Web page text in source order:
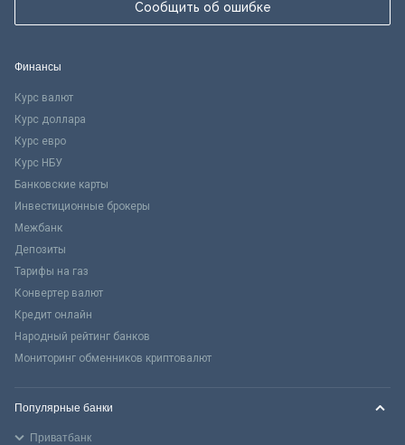
Сообщить об ошибке
Финансы
Курс валют
Курс доллара
Курс евро
Курс НБУ
Банковские карты
Инвестиционные брокеры
Межбанк
Депозиты
Тарифы на газ
Конвертер валют
Кредит онлайн
Народный рейтинг банков
Мониторинг обменников криптовалют
Популярные банки
Приватбанк